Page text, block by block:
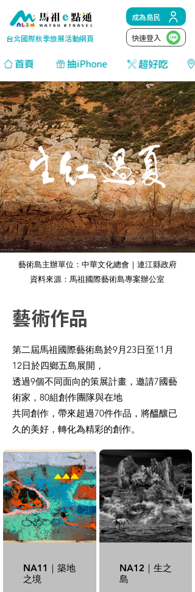
成為島民
台北國際秋季旅展活動網頁 快速登入
藝術島主辦單位：中華文化總會｜連江縣政府
​資料來源：馬祖國際藝術島專案辦公室
藝術作品
第二屆馬祖國際藝術島於9月23日至11月
12日於四鄉五島展開，
透過9個不同面向的策展計畫，邀請7國藝
術家，80組創作團隊與在地
共同創作，帶來超過70件作品，將醞釀已
久的美好，轉化為精彩的創作。
NA11｜築地
之境
NA12｜生之
島